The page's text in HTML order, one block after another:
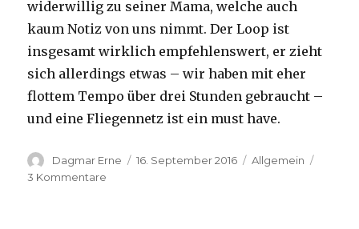
widerwillig zu seiner Mama, welche auch
kaum Notiz von uns nimmt. Der Loop ist
insgesamt wirklich empfehlenswert, er zieht
sich allerdings etwas – wir haben mit eher
flottem Tempo über drei Stunden gebraucht –
und eine Fliegennetz ist ein must have.
Autor
Dagmar Erne
Veröffentlicht
16. September 2016 Kategorien
Allgemein
3 Kommentare